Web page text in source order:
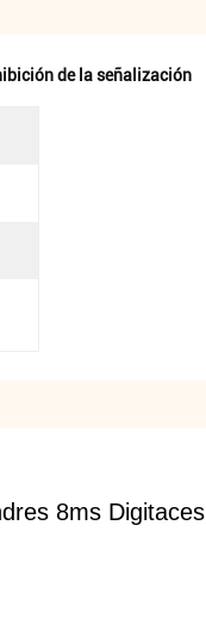
de la señalización
8ms Digitaces